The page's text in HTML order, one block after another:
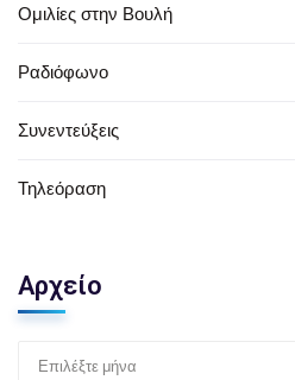
Ομιλίες στην Βουλή
Ραδιόφωνο
Συνεντεύξεις
Τηλεόραση
Αρχείο
Επιλέξτε μήνα